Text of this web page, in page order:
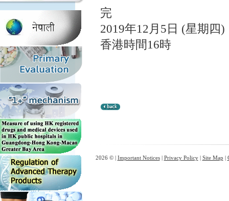
完
2019年12月5日 (星期四)
香港時間16時
2026 © | Important Notices| Privacy Policy| Site Map |